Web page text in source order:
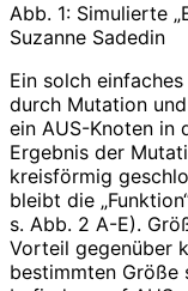
Abb. 1: Simulierte
Suzanne Sadedin
Ein solch
durch Mutation
ein AUS-Knoten in
Ergebnis der
kreisförmig
bleibt die
s. Abb. 2 A-E).
Vorteil gegenüber
bestimmten Größe